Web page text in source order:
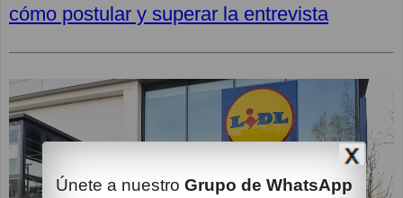
Únete a nuestro Grupo de WhatsApp
cómo postular y superar la entrevista